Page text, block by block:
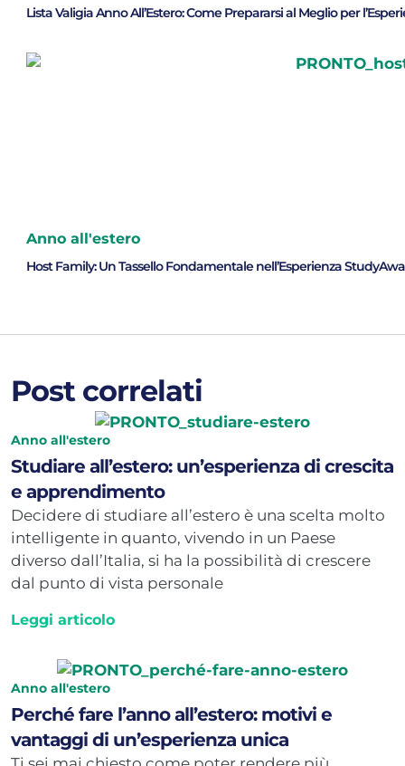
Lista Valigia Anno All’Estero: Come Prepararsi al Meglio per
Anno all'estero
Host Family: Un Tassello Fondamentale nell’Esperienza
Post correlati
Anno all'estero
Studiare all’estero: un’esperienza di crescita
e apprendimento
Decidere di studiare all’estero è una scelta molto
intelligente in quanto, vivendo in un Paese
diverso dall’Italia, si ha la possibilità di crescere
dal punto di vista personale
Leggi articolo
Anno all'estero
Perché fare l’anno all’estero: motivi e
vantaggi di un’esperienza unica